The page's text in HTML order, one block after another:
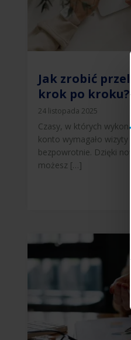
Jak zrobić
krok po kroku?
24 listopada 2025
Czasy, w których
konto wymagało wizyty
bezpowrotnie. Dzięki
możesz […]